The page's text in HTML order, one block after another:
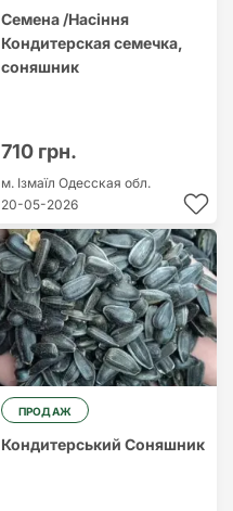
Семена /Насіння
Кондитерская семечка,
соняшник
710 грн.
м. Ізмаїл Одесская обл.
20-05-2026
ПРОДАЖ
Кондитерський Соняшник